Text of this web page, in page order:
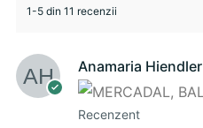
1-5 din 11 recenzii
Anamaria Hiendler
Recenzent